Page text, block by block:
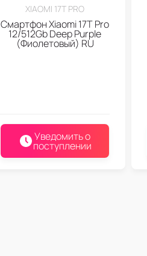
XIAOMI 17T PRO
Смартфон Xiaomi 17T Pro
12/512Gb Deep Purple
(Фиолетовый) RU
Уведомить о
поступлении